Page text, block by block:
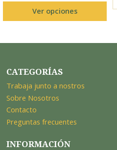
Ver opciones
CATEGORÍAS
Trabaja junto a nostros
Sobre Nosotros
Contacto
Preguntas frecuentes
INFORMACIÓN